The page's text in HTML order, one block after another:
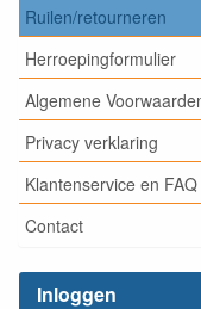
Ruilen/retourneren
Herroepingformulier
Algemene
Privacy verklaring
Klantenservice en FAQ
Contact
Inloggen